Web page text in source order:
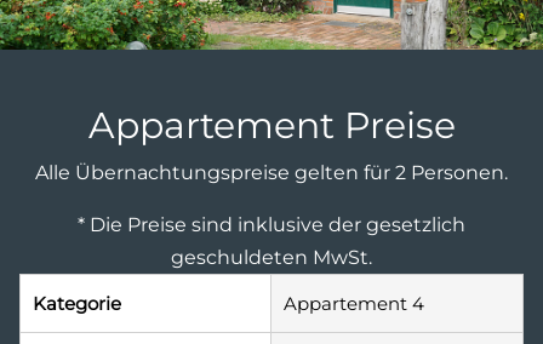
Appartement Preise
Alle Übernachtungspreise gelten für 2 Personen.
* Die Preise sind inklusive der gesetzlich
geschuldeten MwSt.
Kategorie
Appartement 4